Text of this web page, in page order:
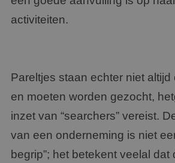
activiteiten.
Pareltjes staan echter niet altijd
en moeten worden gezocht,
inzet van “searchers” vereist.
van een onderneming is niet
begrip”; het betekent veelal